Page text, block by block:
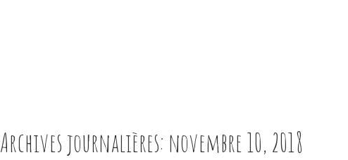
Archives journalières: novembre 10, 2018